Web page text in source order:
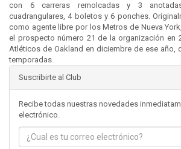
con 6 carreras remolcadas y 3
cuadrangulares, 4 boletos y 6 ponches.
como agente libre por los Metros de Nueva
el prospecto número 21 de la organización en
Atléticos de Oakland en diciembre de ese año,
temporadas.
Suscribirte al Club
Recibe todas nuestras novedades
electrónico.